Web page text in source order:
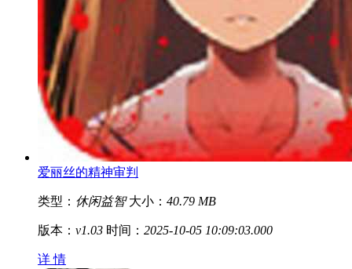
爱丽丝的精神审判
类型： 休闲益智 大小： 40.79 MB
版本： v1.03 时间： 2025-10-05 10:09:03.000
详 情